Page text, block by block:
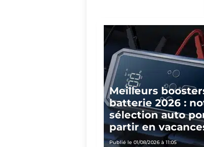
Meilleurs
batterie 2026 :
sélection auto
partir en
Publié le 01/08/2026 à 11:05